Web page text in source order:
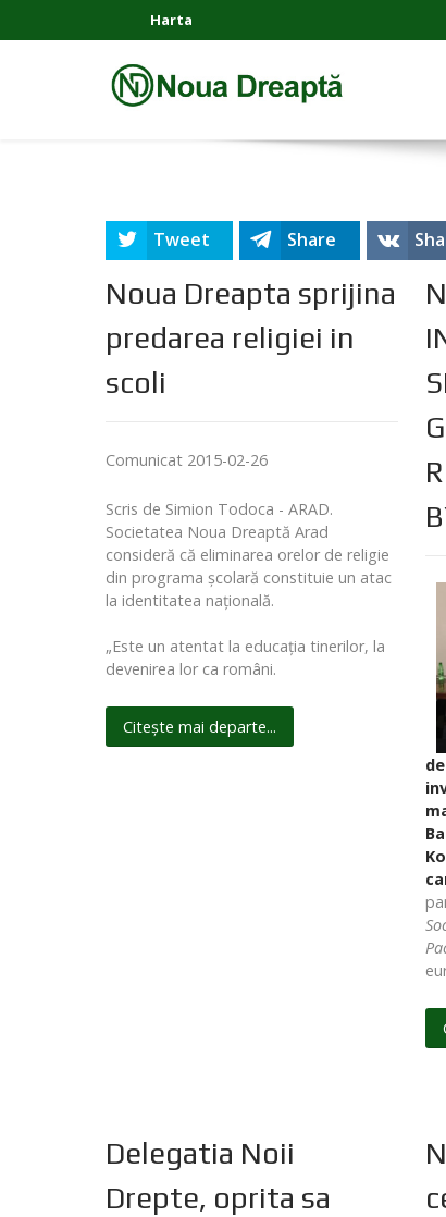
Harta
Tweet Share
Noua Dreapta sprijina
predarea religiei in
scoli
Comunicat 2015-02-26
Scris de Simion Todoca - ARAD.
Societatea Noua Dreaptă Arad
consideră că eliminarea orelor de religie
din programa şcolară constituie un atac
la identitatea naţională.
„Este un atentat la educaţia tinerilor, la
devenirea lor ca români.
Citește mai departe...
Delegatia Noii
Drepte, oprita sa